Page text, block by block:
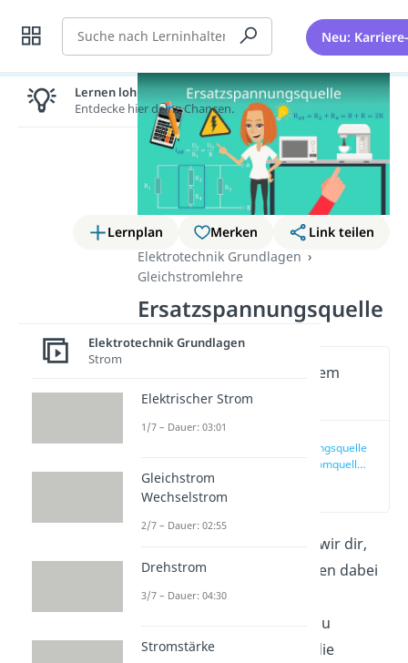
Suche Neu:
Lernplan Merken
Link teilen
Elektrotechnik Grundlagen
Gleichstromlehre
Ersatzspannungsquelle
Wichtige Inhalte in diesem
Video
Ersatzspannungsquelle
und Ersatzstromquelle
In diesem Artikel erklären wir dir,
wie Ersatzspannungsquellen dabei
helfen, komplexe
Widerstandsschaltungen zu
vereinfachen. Dabei wird die
Lernen lohnt sich!
Entdecke hier deine Chancen.
Elektrotechnik Grundlagen
Strom
Elektrischer Strom
1/7 – Dauer: 03:01
Gleichstrom
Wechselstrom
2/7 – Dauer: 02:55
Drehstrom
3/7 – Dauer: 04:30
Stromstärke